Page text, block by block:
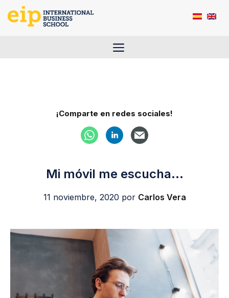
Saltar
Menú
¡Comparte en redes sociales!
Mi móvil me escucha…
11 noviembre, 2020 por Carlos Vera